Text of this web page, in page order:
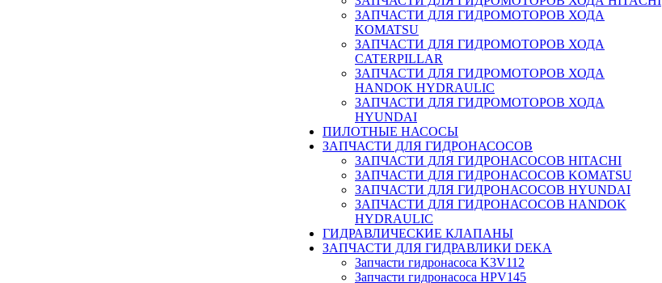
ЗАПЧАСТИ ДЛЯ ГИДРОМОТОРОВ ХОДА
KOMATSU
ЗАПЧАСТИ ДЛЯ ГИДРОМОТОРОВ ХОДА
CATERPILLAR
ЗАПЧАСТИ ДЛЯ ГИДРОМОТОРОВ ХОДА
HANDOK HYDRAULIC
ЗАПЧАСТИ ДЛЯ ГИДРОМОТОРОВ ХОДА
HYUNDAI
ПИЛОТНЫЕ НАСОСЫ
ЗАПЧАСТИ ДЛЯ ГИДРОНАСОСОВ
ЗАПЧАСТИ ДЛЯ ГИДРОНАСОСОВ HITACHI
ЗАПЧАСТИ ДЛЯ ГИДРОНАСОСОВ KOMATSU
ЗАПЧАСТИ ДЛЯ ГИДРОНАСОСОВ HYUNDAI
ЗАПЧАСТИ ДЛЯ ГИДРОНАСОСОВ HANDOK
HYDRAULIC
ГИДРАВЛИЧЕСКИЕ КЛАПАНЫ
ЗАПЧАСТИ ДЛЯ ГИДРАВЛИКИ DEKA
Запчасти гидронасоса K3V112
Запчасти гидронасоса HPV145